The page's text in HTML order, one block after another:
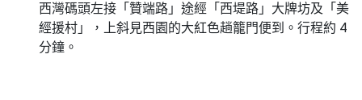
西灣碼頭左接「贊端路」途經「西堤路」大牌坊及「美
經援村」，上斜見西園的大紅色趟籠門便到。行程約 4
分鐘。